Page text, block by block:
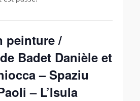
peinture /
Badet Danièle et
– Spaziu
– L’Isula